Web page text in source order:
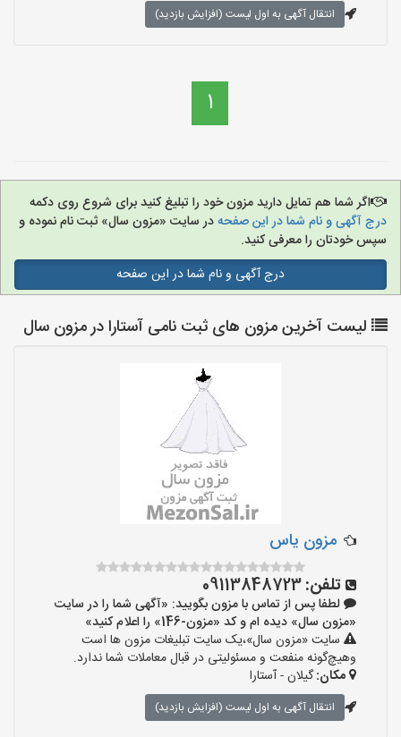
انتقال آگهی به اول لیست (افزایش بازدید)
1
اگر شما هم تمایل دارید مزون خود را تبلیغ کنید برای شروع روی دکمه
درج آگهی و نام شما در این صفحهدر سایت «مزون سال» ثبت نام نموده و
سپس خودتان را معرفی کنید.
درج آگهی و نام شما در این صفحه
لیست آخرین مزون های ثبت نامی آستارا در مزون سال
مزون یاس
تلفن:09113848723
لطفا پس از تماس با مزون بگویید: «آگهی شما را در سایت
«مزون سال» دیده ام و کد «مزون-146» را اعلام کنید»
سایت «مزون سال»،یک سایت تبلیغات مزون ها است
وهیچ‌گونه منفعت و مسئولیتی در قبال معاملات شما ندارد.
مکان:گیلان - آستارا
انتقال آگهی به اول لیست (افزایش بازدید)